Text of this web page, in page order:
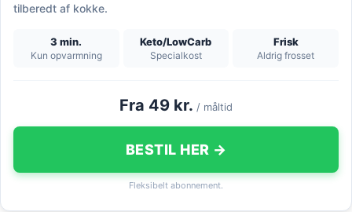
tilberedt af kokke.
3 min.
Kun opvarmning
Keto/LowCarb
Specialkost
Frisk
Aldrig frosset
Fra 49 kr. / måltid
BESTIL HER →
Fleksibelt abonnement.